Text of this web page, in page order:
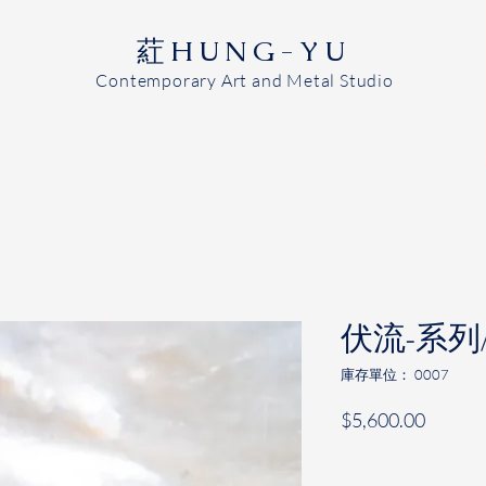
​葒HUNG-YU
Contemporary Art and Metal Studio
伏流-系列
庫存單位： 0007
$5,600.00價